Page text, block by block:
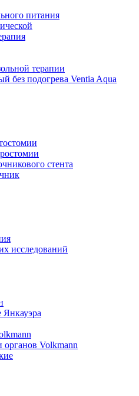
питания
терапии
без подогрева Ventia Aqua
стента
исследований
Volkmann